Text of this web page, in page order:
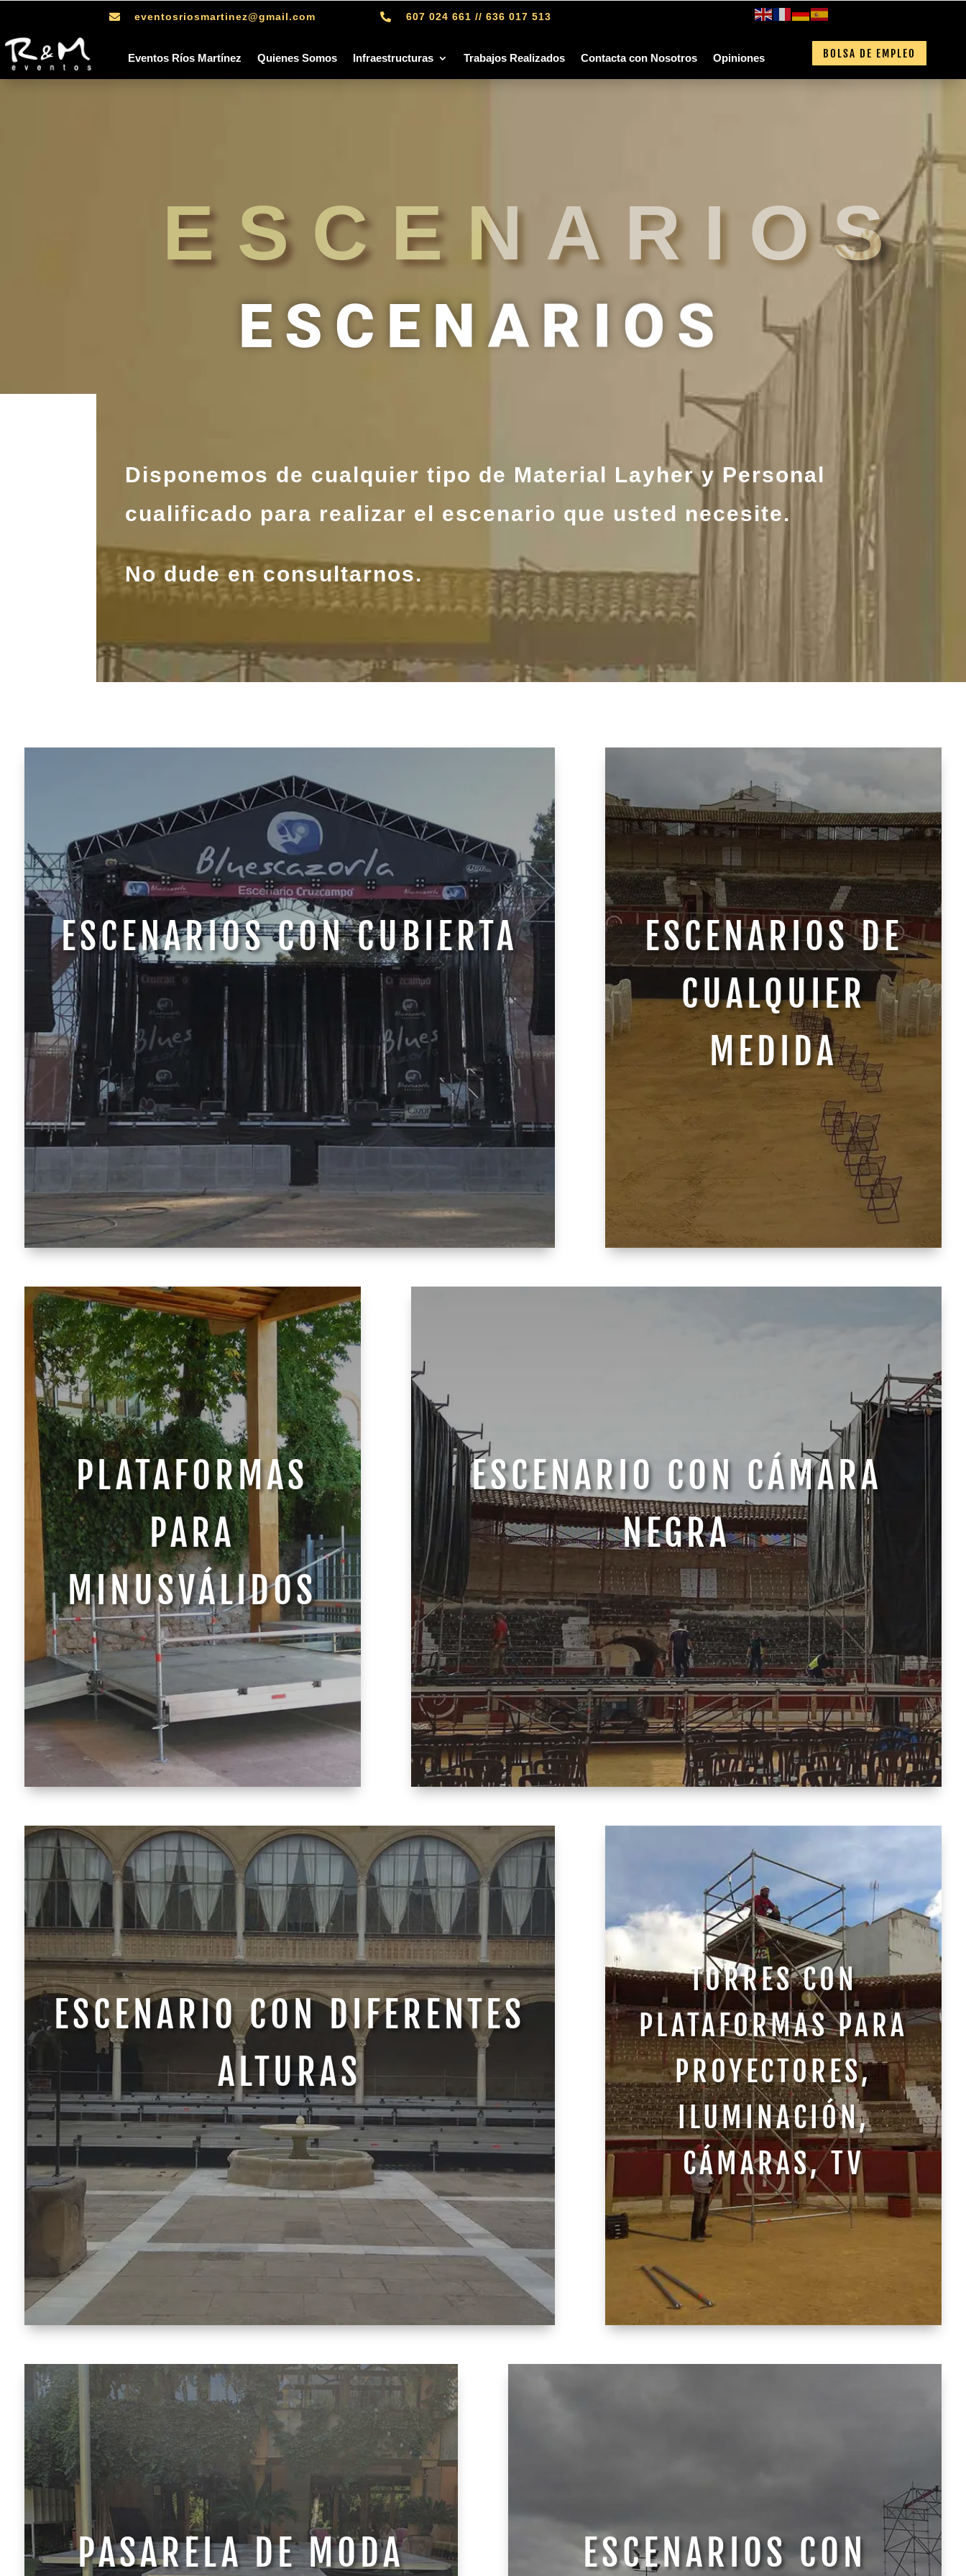
 eventosriosmartinez@gmail.com  607 024 661 // 636 017 513
Eventos Ríos Martínez Quienes Somos Infraestructuras Trabajos Realizados Contacta con Nosotros Opiniones BOLSA DE EMPLEO
ESCENARIOS
ESCENARIOS
Disponemos de cualquier tipo de Material Layher y Personal
cualificado para realizar el escenario que usted necesite.
No dude en consultarnos.
ESCENARIOS CON CUBIERTA
ESCENARIOS DE
CUALQUIER
MEDIDA
PLATAFORMAS
PARA
MINUSVÁLIDOS
ESCENARIO CON CÁMARA
NEGRA
ESCENARIO CON DIFERENTES
ALTURAS
TORRES CON
PLATAFORMAS PARA
PROYECTORES,
ILUMINACIÓN,
CÁMARAS, TV
PASARELA DE MODA ESCENARIOS CON